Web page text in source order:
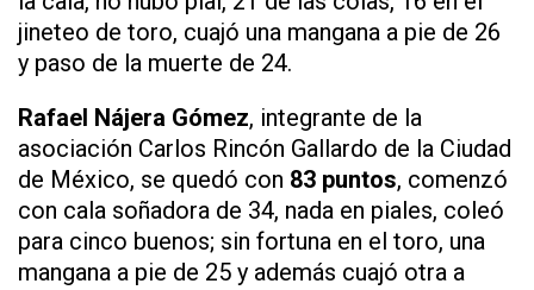
jineteo de toro, cuajó una mangana a pie de 26
y paso de la muerte de 24.
Rafael Nájera Gómez, integrante de la
asociación Carlos Rincón Gallardo de la Ciudad
de México, se quedó con 83 puntos, comenzó
con cala soñadora de 34, nada en piales, coleó
para cinco buenos; sin fortuna en el toro, una
mangana a pie de 25 y además cuajó otra a